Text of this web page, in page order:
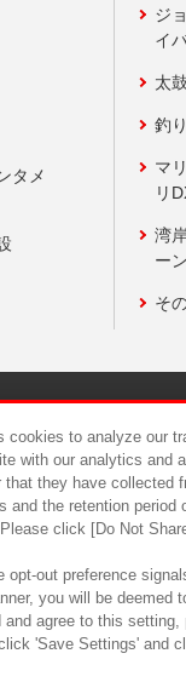
タメ
ジ
イ
太
釣
マ
リ
湾
ー
そ
食品のご
to analyze our
with our analytics and
they have
and the retention
click [Do Not
opt-out preference
you will be
agree to this
'Save Settings' and